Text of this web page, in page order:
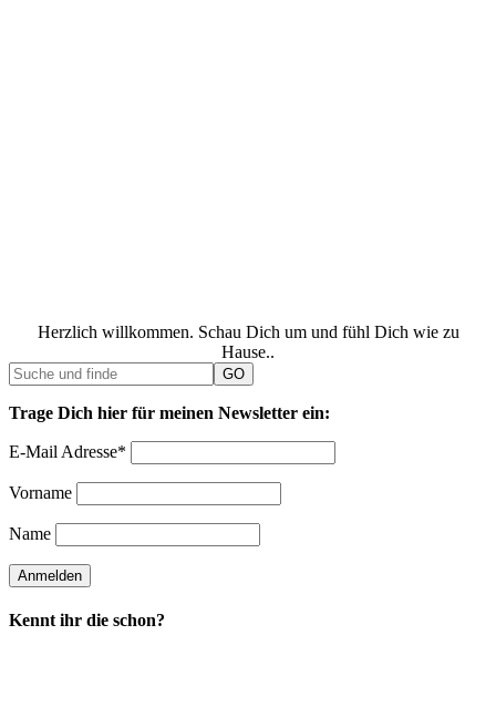
Herzlich willkommen. Schau Dich um und fühl Dich wie zu
Hause..
Trage Dich hier für meinen Newsletter ein:
E-Mail Adresse*
Vorname
Name
Kennt ihr die schon?